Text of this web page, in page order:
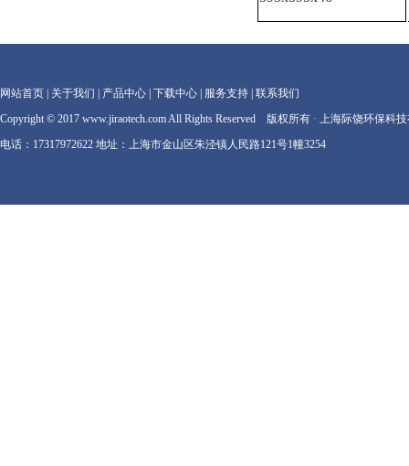
网站首页 关于我们 产品中心 下载中心 服务支持 联系我们
Copyright © 2017 www.jiraotech.com All Rights Reserved 版权所有 · 上海际饶环保科
电话：17317972622 地址：上海市金山区朱泾镇人民路121号1幢3254